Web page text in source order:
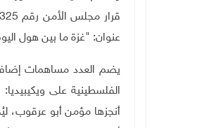
عنوان: "غزة ما بين هول
يضم العدد مساهمات
الفلسطينية على
أنجزها مؤمن أبو عرقوب،